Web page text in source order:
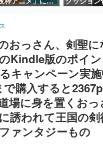
事をまとめました。
名作ゲームクリエイターの方々に製
きます。
赫本
この物語を解いてはいけない。『赫
の形をした短編ホラー小説集です。
新世代に訊く
これからのデジタルゲーム市場を担
の姿を追い、彼らのルーツと情熱を
ゲーム世代の作家たち
批判意見。違法
を交わす
「FINAL
おっさん、剣聖
Kindle版のポイ
キャンペーン実
で購入すると
場に身を置くお
誘われて王国の
ァンタジーもの